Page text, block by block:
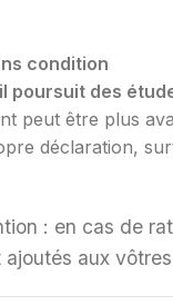
condition
poursuit des
peut être plus
déclaration,
: en cas de
aux